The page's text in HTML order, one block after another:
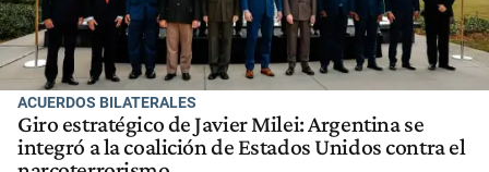
ACUERDOS BILATERALES
Giro estratégico de Javier Milei: Argentina se
integró a la coalición de Estados Unidos contra el